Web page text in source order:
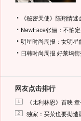
《秘密天使》陈翔情
NewFace张俪：不怕定
明星时尚周报：女明星
日韩时尚周报 好莱坞
网友点击排行
1 《比利林恩》首映
2 独家：买菜也要拗造